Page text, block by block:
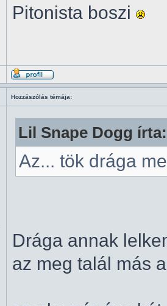
Pitonista boszi
Hozzászólás témája:
Lil Snape Dogg írta:
Az... tök drága
Drága annak
az meg talál más